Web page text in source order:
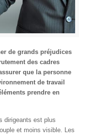
de grands préjudices
des cadres
que la personne
de travail
prendre en
dirigeants est plus
et moins visible. Les